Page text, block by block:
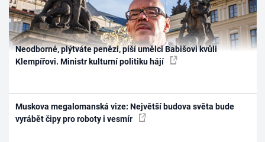
Neodborné, plýtváte penězi, píší umělci Babišovi kvůli
Klempířovi. Ministr kulturní politiku hájí
Muskova megalomanská vize: Největší budova světa bude
vyrábět čipy pro roboty i vesmír